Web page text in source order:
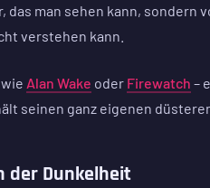
man sehen kann, sondern
verstehen kann.
Alan Wake oder Firewatch –
seinen ganz eigenen
der Dunkelheit